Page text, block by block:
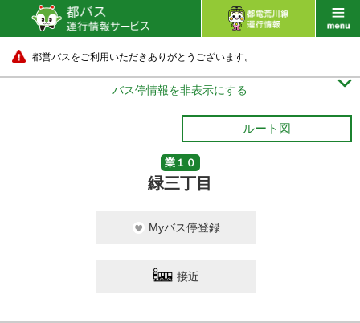
都営バスをご利用いただきありがとうございます。
バス停情報を非表示にする 
ルート図
業１０
緑三丁目
Myバス停登録
接近